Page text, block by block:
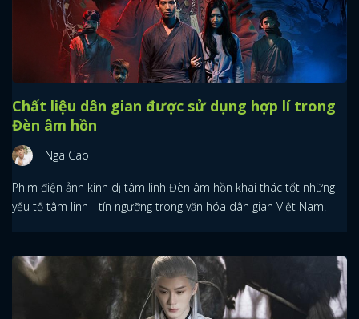
Chất liệu dân gian được sử dụng hợp lí trong
Đèn âm hồn
Nga Cao
Phim điện ảnh kinh dị tâm linh Đèn âm hồn khai thác tốt những
yếu tố tâm linh - tín ngưỡng trong văn hóa dân gian Việt Nam.